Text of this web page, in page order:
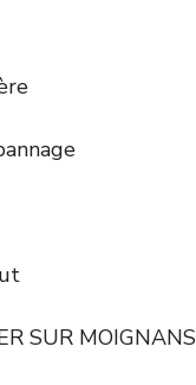
SUR MOIGNANS